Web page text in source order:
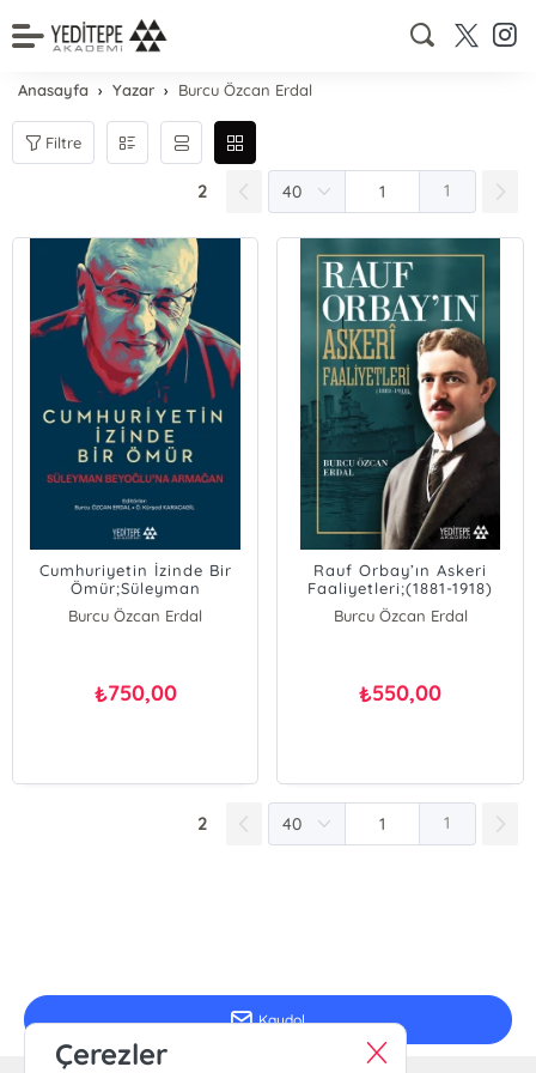
Anasayfa Yazar Burcu Özcan Erdal
Filtre
2 1
Cumhuriyetin İzinde Bir
Ömür;Süleyman
Beyoğlu’na Armağan
Burcu Özcan Erdal
₺750,00
Rauf Orbay’ın Askeri
Faaliyetleri;(1881-1918)
Burcu Özcan Erdal
₺550,00
2 1
Kaydol
Çerezler